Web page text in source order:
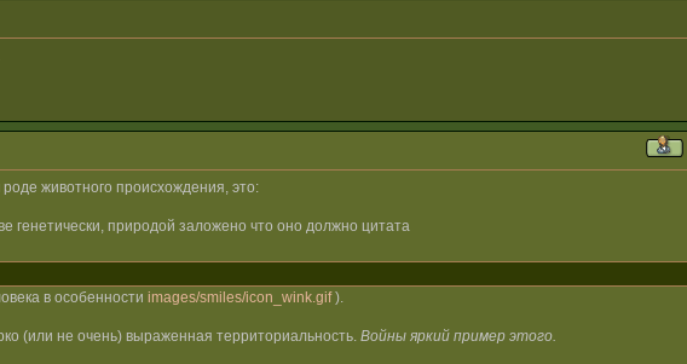
животного происхождения, это:
генетически, природой заложено что оно должно цитата
в особенности images/smiles/icon_wink.gif).
(или не очень) выраженная территориальность. Войны яркий пример этого.